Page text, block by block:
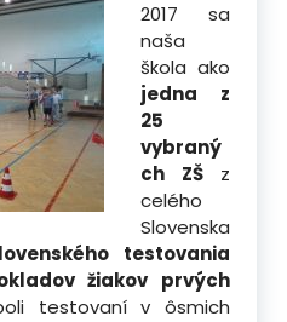
2017 sa
naša
škola ako
jedna z
25
vybraný
ch ZŠz
celého
Slovenska
testovania
žiakov prvých
testovaní v ôsmich